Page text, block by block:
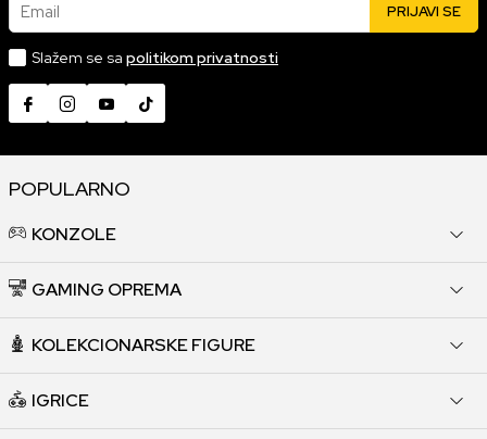
Email PRIJAVI SE
Slažem se sa politikom privatnosti
POPULARNO
KONZOLE
GAMING OPREMA
KOLEKCIONARSKE FIGURE
IGRICE